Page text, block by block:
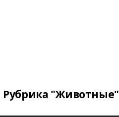
Рубрика "Животные"